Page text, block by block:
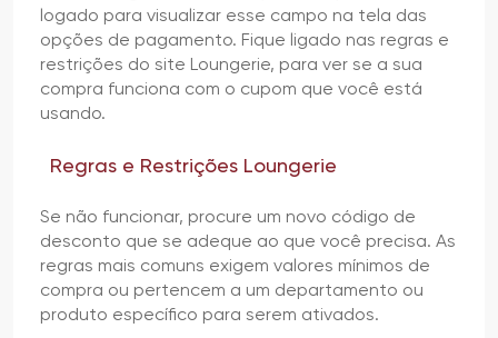
logado para visualizar esse campo na tela das
opções de pagamento. Fique ligado nas regras e
restrições do site Loungerie, para ver se a sua
compra funciona com o cupom que você está
usando.
Regras e Restrições Loungerie
Se não funcionar, procure um novo código de
desconto que se adeque ao que você precisa. As
regras mais comuns exigem valores mínimos de
compra ou pertencem a um departamento ou
produto específico para serem ativados.